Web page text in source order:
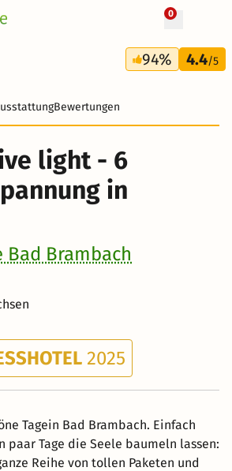
0
6 Tage
599 €
+ 20 Fotos
94% 4.4/5
Bewertungen
light - 6
in
Bad Brambach
2025
Tagein Bad Brambach. Einfach
paar Tage die Seele baumeln lassen:
Reihe von tollen Paketen und